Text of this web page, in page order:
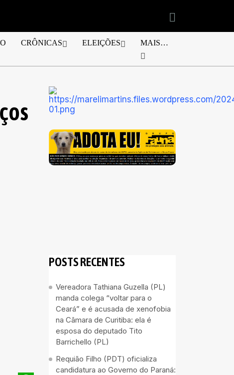
CRÔNICAS ELEIÇÕES MAIS…
POSTS RECENTES
Vereadora Tathiana Guzella (PL)
manda colega “voltar para o
Ceará” e é acusada de xenofobia
na Câmara de Curitiba: ela é
esposa do deputado Tito
Barrichello (PL)
Requião Filho (PDT) oficializa
candidatura ao Governo do Paraná: